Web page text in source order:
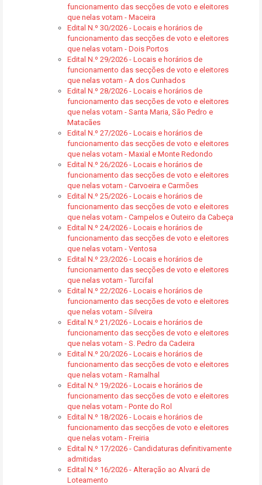
funcionamento das secções de voto e eleitores
que nelas votam - Maceira
Edital N.º 30/2026 - Locais e horários de
funcionamento das secções de voto e eleitores
que nelas votam - Dois Portos
Edital N.º 29/2026 - Locais e horários de
funcionamento das secções de voto e eleitores
que nelas votam - A dos Cunhados
Edital N.º 28/2026 - Locais e horários de
funcionamento das secções de voto e eleitores
que nelas votam - Santa Maria, São Pedro e
Matacães
Edital N.º 27/2026 - Locais e horários de
funcionamento das secções de voto e eleitores
que nelas votam - Maxial e Monte Redondo
Edital N.º 26/2026 - Locais e horários de
funcionamento das secções de voto e eleitores
que nelas votam - Carvoeira e Carmões
Edital N.º 25/2026 - Locais e horários de
funcionamento das secções de voto e eleitores
que nelas votam - Campelos e Outeiro da Cabeça
Edital N.º 24/2026 - Locais e horários de
funcionamento das secções de voto e eleitores
que nelas votam - Ventosa
Edital N.º 23/2026 - Locais e horários de
funcionamento das secções de voto e eleitores
que nelas votam - Turcifal
Edital N.º 22/2026 - Locais e horários de
funcionamento das secções de voto e eleitores
que nelas votam - Silveira
Edital N.º 21/2026 - Locais e horários de
funcionamento das secções de voto e eleitores
que nelas votam - S. Pedro da Cadeira
Edital N.º 20/2026 - Locais e horários de
funcionamento das secções de voto e eleitores
que nelas votam - Ramalhal
Edital N.º 19/2026 - Locais e horários de
funcionamento das secções de voto e eleitores
que nelas votam - Ponte do Rol
Edital N.º 18/2026 - Locais e horários de
funcionamento das secções de voto e eleitores
que nelas votam - Freiria
Edital N.º 17/2026 - Candidaturas definitivamente
admitidas
Edital N.º 16/2026 - Alteração ao Alvará de
Loteamento